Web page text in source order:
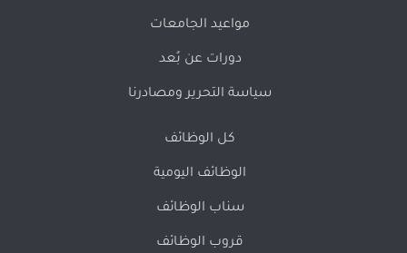
مواعيد الجامعات
دورات عن بُعد
سياسة التحرير ومصادرنا
كل الوظائف
الوظائف اليومية
سناب الوظائف
قروب الوظائف